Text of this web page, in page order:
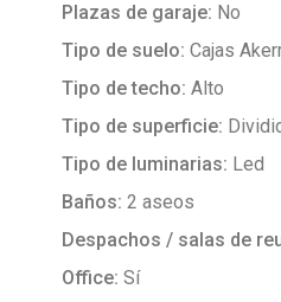
Plazas de garaje: No
Tipo de suelo: Cajas
Tipo de techo: Alto
Tipo de superficie:
Tipo de luminarias: Led
Baños: 2 aseos
Despachos / salas de
Office: Sí